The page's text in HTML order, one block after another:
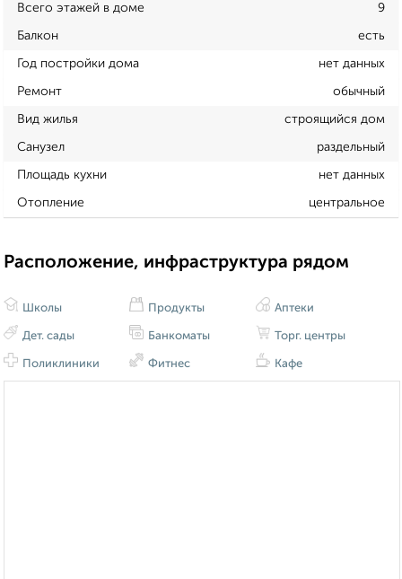
Всего этажей в доме 9
Балкон есть
Год постройки дома нет данных
Ремонт обычный
Вид жилья строящийся дом
Санузел раздельный
Площадь кухни нет данных
Отопление центральное
Расположение, инфраструктура рядом
Школы
Дет. сады
Поликлиники
Продукты
Банкоматы
Фитнес
Аптеки
Торг. центры
Кафе